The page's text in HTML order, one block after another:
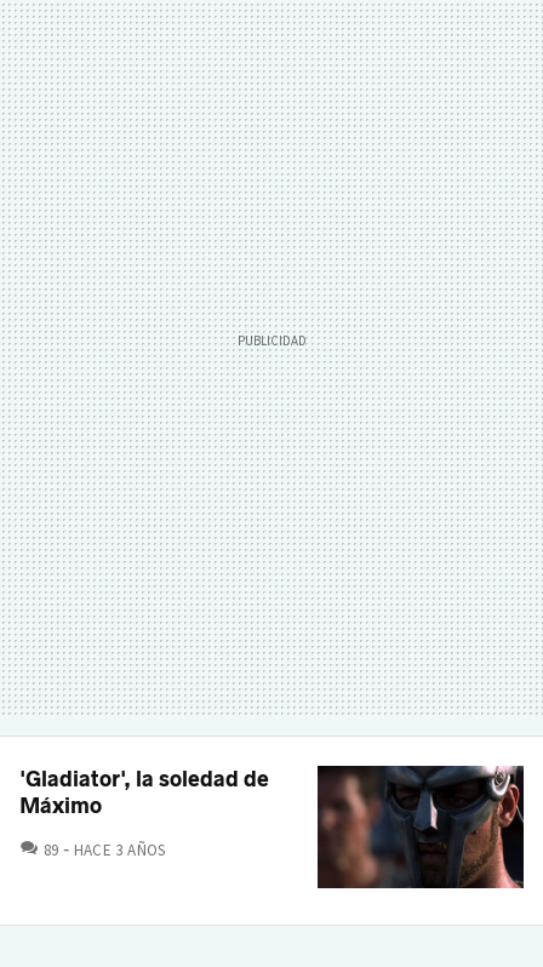
'Gladiator', la soledad de
Máximo
89 COMENTARIOS
HACE 3 AÑOS